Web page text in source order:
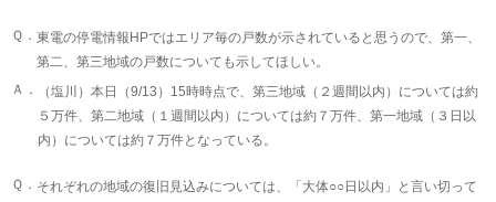
Ｑ． 東電の停電情報HPではエリア毎の戸数が示されていると思うので、第一、
第二、第三地域の戸数についても示してほしい。
Ａ．
（塩川）本日（9/13）15時時点で、第三地域（２週間以内）については約
５万件、第二地域（１週間以内）については約７万件、第一地域（３日以
内）については約７万件となっている。
Ｑ． それぞれの地域の復旧見込みについては、「大体○○日以内」と言い切って